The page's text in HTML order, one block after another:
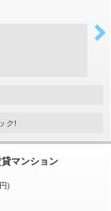
ク!
マンション
)